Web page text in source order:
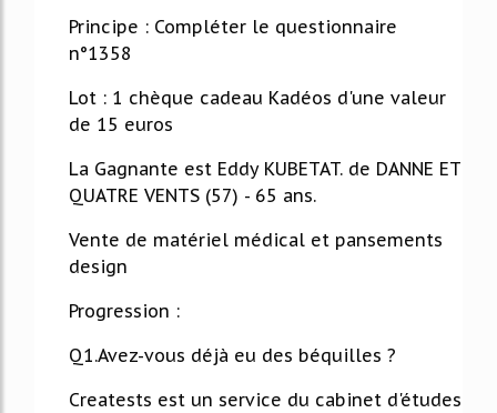
Principe : Compléter le questionnaire
n°1358
Lot : 1 chèque cadeau Kadéos d'une valeur
de 15 euros
La Gagnante est Eddy KUBETAT. de DANNE ET
QUATRE VENTS (57) - 65 ans.
Vente de matériel médical et pansements
design
Progression :
Q1.Avez-vous déjà eu des béquilles ?
Creatests est un service du cabinet d'études